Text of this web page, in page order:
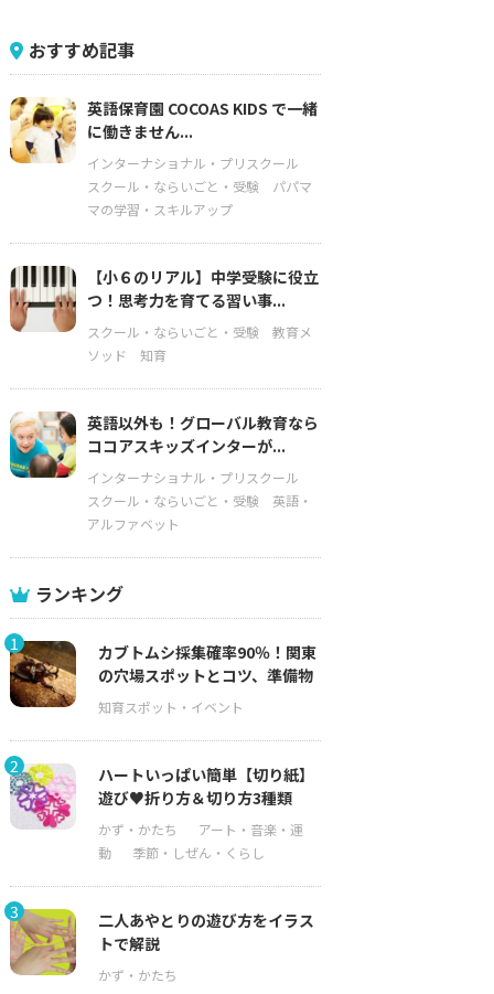
おすすめ記事
英語保育園 COCOAS KIDS で一緒
に働きません...
インターナショナル・プリスクール
スクール・ならいごと・受験
パパマ
マの学習・スキルアップ
【小６のリアル】中学受験に役立
つ！思考力を育てる習い事...
スクール・ならいごと・受験
教育メ
ソッド
知育
英語以外も！グローバル教育なら
ココアスキッズインターが...
インターナショナル・プリスクール
スクール・ならいごと・受験
英語・
アルファベット
ランキング
1
カブトムシ採集確率90％！関東
の穴場スポットとコツ、準備物
2
ハートいっぱい簡単【切り紙】
遊び♥折り方＆切り方3種類
3
二人あやとりの遊び方をイラス
トで解説